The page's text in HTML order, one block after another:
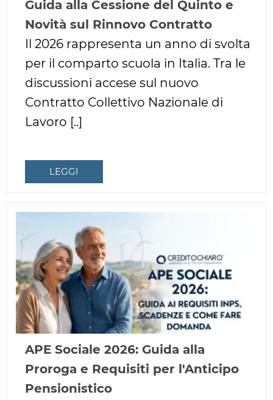
Guida alla Cessione del Quinto e
Novità sul Rinnovo Contratto
Il 2026 rappresenta un anno di svolta
per il comparto scuola in Italia. Tra le
discussioni accese sul nuovo
Contratto Collettivo Nazionale di
Lavoro [..]
LEGGI
APE Sociale 2026: Guida alla
Proroga e Requisiti per l'Anticipo
Pensionistico